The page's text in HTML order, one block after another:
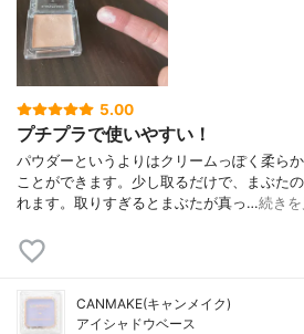
5.00
プチプラで使いやすい！
パウダーというよりはクリームっぽく柔ら
ことができます。少し取るだけで、まぶた
れます。取りすぎるとまぶたが真っ…続き
CANMAKE(キャンメイク)
アイシャドウベース